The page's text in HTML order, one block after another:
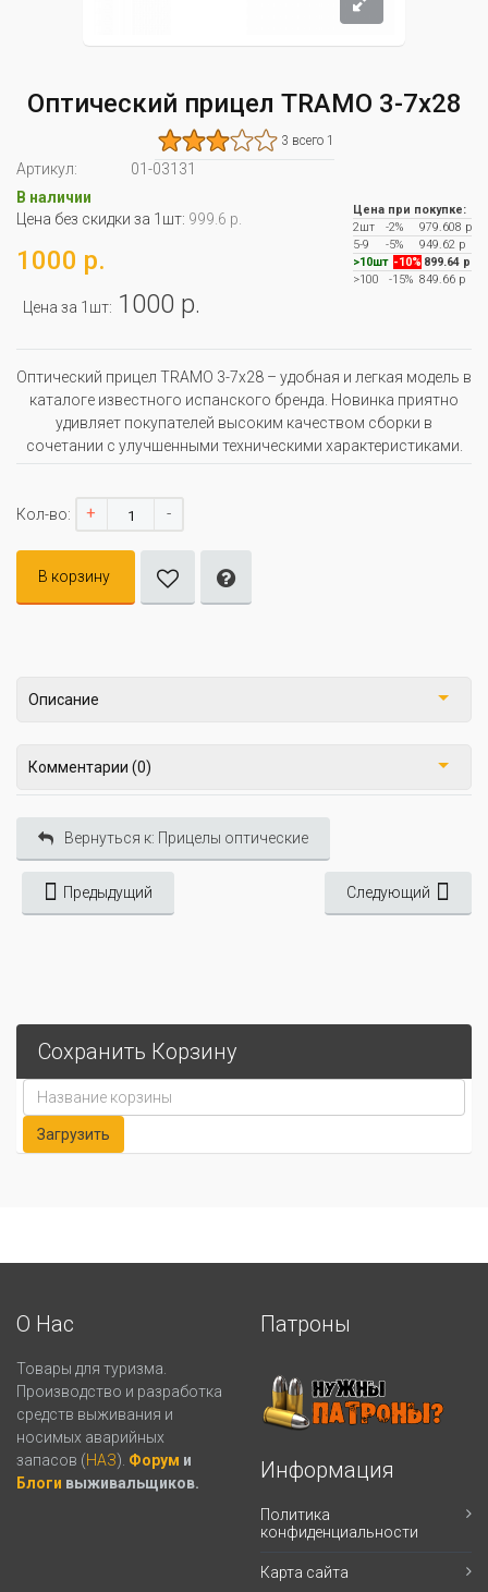
Оптический прицел TRAMO 3-7x28
3 всего 1
Артикул:
01-03131
В наличии
Цена без скидки за 1шт: 999.6 р.
1000 р.
Цена за 1шт: 1000 р.
Цена при покупке:
2шт
-2%
979.608 р
5-9
-5%
949.62 р
>10шт -10% 899.64 р
>100
-15% 849.66 р
Оптический прицел TRAMO 3-7x28 – удобная и легкая модель в
каталоге известного испанского бренда. Новинка приятно
удивляет покупателей высоким качеством сборки в
сочетании с улучшенными техническими характеристиками.
Кол-во: + -
В корзину
Описание
Комментарии (0)
Вернуться к: Прицелы оптические
Предыдущий Следующий
Сохранить Корзину
О Нас
Товары для туризма.
Производство и разработка
средств выживания и
носимых аварийных
запасов (НАЗ). Форум и
Блоги выживальщиков.
Патроны
Информация
Политика
конфиденциальности
Карта сайта